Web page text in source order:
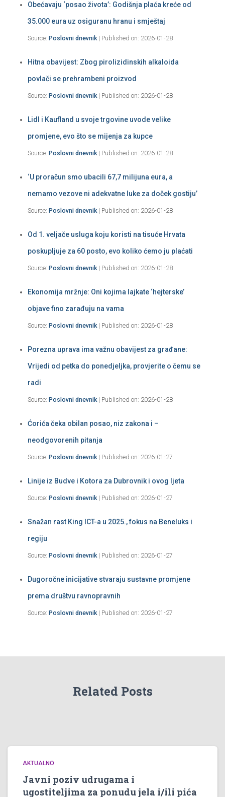
Obećavaju ‘posao života’: Godišnja plaća kreće od
35.000 eura uz osiguranu hranu i smještaj
Source: Poslovni dnevnik Published on: 2026-01-28
Hitna obavijest: Zbog pirolizidinskih alkaloida
povlači se prehrambeni proizvod
Source: Poslovni dnevnik Published on: 2026-01-28
Lidl i Kaufland u svoje trgovine uvode velike
promjene, evo što se mijenja za kupce
Source: Poslovni dnevnik Published on: 2026-01-28
‘U proračun smo ubacili 67,7 milijuna eura, a
nemamo vezove ni adekvatne luke za doček gostiju’
Source: Poslovni dnevnik Published on: 2026-01-28
Od 1. veljače usluga koju koristi na tisuće Hrvata
poskupljuje za 60 posto, evo koliko ćemo ju plaćati
Source: Poslovni dnevnik Published on: 2026-01-28
Ekonomija mržnje: Oni kojima lajkate ‘hejterske’
objave fino zarađuju na vama
Source: Poslovni dnevnik Published on: 2026-01-28
Porezna uprava ima važnu obavijest za građane:
Vrijedi od petka do ponedjeljka, provjerite o čemu se
radi
Source: Poslovni dnevnik Published on: 2026-01-28
Ćorića čeka obilan posao, niz zakona i –
neodgovorenih pitanja
Source: Poslovni dnevnik Published on: 2026-01-27
Linije iz Budve i Kotora za Dubrovnik i ovog ljeta
Source: Poslovni dnevnik Published on: 2026-01-27
Snažan rast King ICT-a u 2025., fokus na Beneluks i
regiju
Source: Poslovni dnevnik Published on: 2026-01-27
Dugoročne inicijative stvaraju sustavne promjene
prema društvu ravnopravnih
Source: Poslovni dnevnik Published on: 2026-01-27
Related Posts
AKTUALNO
Javni poziv udrugama i
ugostiteljima za ponudu jela i/ili pića